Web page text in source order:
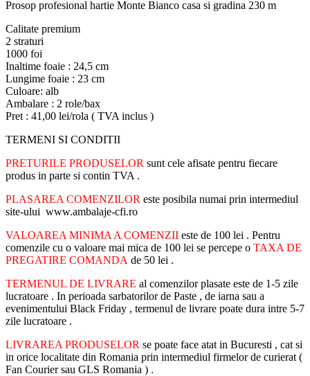
Prosop profesional hartie Monte Bianco casa si gradina 230 m
Calitate premium
2 straturi
1000 foi
Inaltime foaie : 24,5 cm
Lungime foaie : 23 cm
Culoare: alb
Ambalare : 2 role/bax
Pret : 41,00 lei/rola ( TVA inclus )
TERMENI SI CONDITII
PRETURILE PRODUSELOR sunt cele afisate pentru fiecare
produs in parte si contin TVA .
PLASAREA COMENZILOR este posibila numai prin intermediul
site-ului www.ambalaje-cfi.ro
VALOAREA MINIMA A COMENZII este de 100 lei . Pentru
comenzile cu o valoare mai mica de 100 lei se percepe o TAXA DE
PREGATIRE COMANDA de 50 lei .
TERMENUL DE LIVRARE al comenzilor plasate este de 1-5 zile
lucratoare . In perioada sarbatorilor de Paste , de iarna sau a
evenimentului Black Friday , termenul de livrare poate dura intre 5-7
zile lucratoare .
LIVRAREA PRODUSELOR se poate face atat in Bucuresti , cat si
in orice localitate din Romania prin intermediul firmelor de curierat (
Fan Courier sau GLS Romania ) .